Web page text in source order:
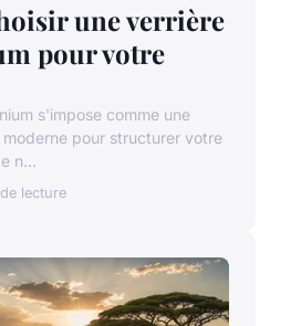
une verrière
pour votre
s'impose comme une
pour structurer votre
n...
lecture